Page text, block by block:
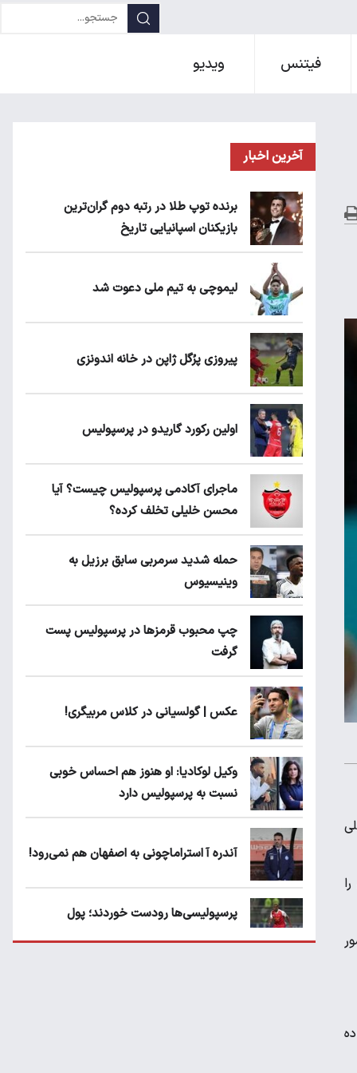
فیتنس ویدیو
آخرین اخبار
برنده توپ طلا در رتبه دوم گران‌ترین
بازیکنان اسپانیایی تاریخ
لیموچی به تیم ملی دعوت شد
پیروزی پرُگل ژاپن در خانه اندونزی
اولین رکورد گاریدو در پرسپولیس
ماجرای آکادمی پرسپولیس چیست؟ آیا
محسن خلیلی تخلف کرده؟
حمله شدید سرمربی سابق برزیل به
وینیسیوس
چپ محبوب قرمزها در پرسپولیس پست
گرفت
عکس | گولسیانی در کلاس مربیگری!
وکیل لوکادیا: او هنوز هم احساس خوبی
نسبت به پرسپولیس دارد
آندره آ استراماچونی به اصفهان هم نمی‌رود!
پرسپولیسی‌ها رودست خوردند؛ پول